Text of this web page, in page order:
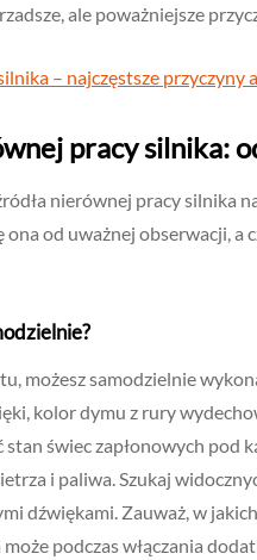
ale poważniejsze
– najczęstsze przyczyny
pracy silnika:
nierównej pracy silnika
ona od uważnej obserwacji,
możesz samodzielnie
kolor dymu z rury
świec zapłonowych pod
i paliwa. Szukaj
dźwiękami. Zauważ, w
podczas włączania